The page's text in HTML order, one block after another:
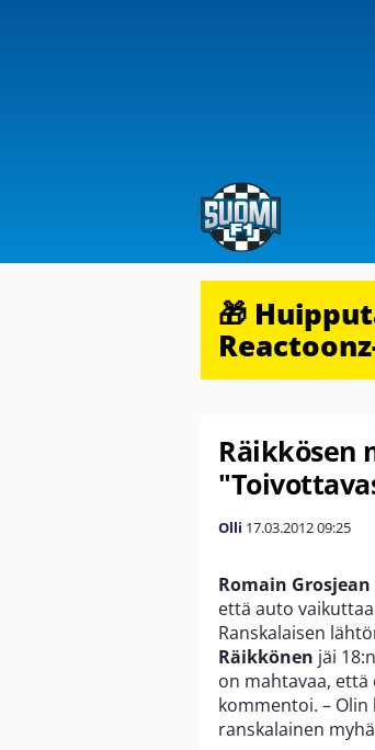
🎁
Räikkösen
Olli 17.03.201209:25
Romain Grosjean
että auto
Ranskalaisen
Räikkönen jäi
on mahtavaa,
kommentoi. –
ranskalainen